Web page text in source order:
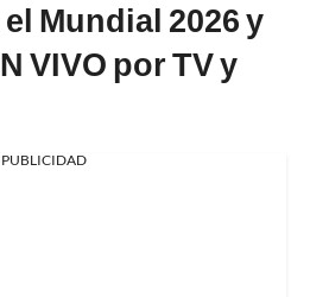
Mundial 2026 y
VIVO por TV y
PUBLICIDAD